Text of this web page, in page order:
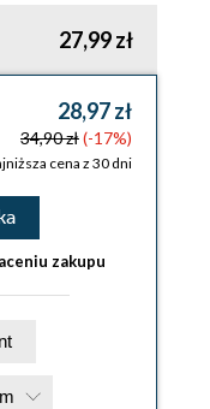
27,99 zł
28,97 zł
34,90 zł(-17%)
cena z 30 dni
zakupu